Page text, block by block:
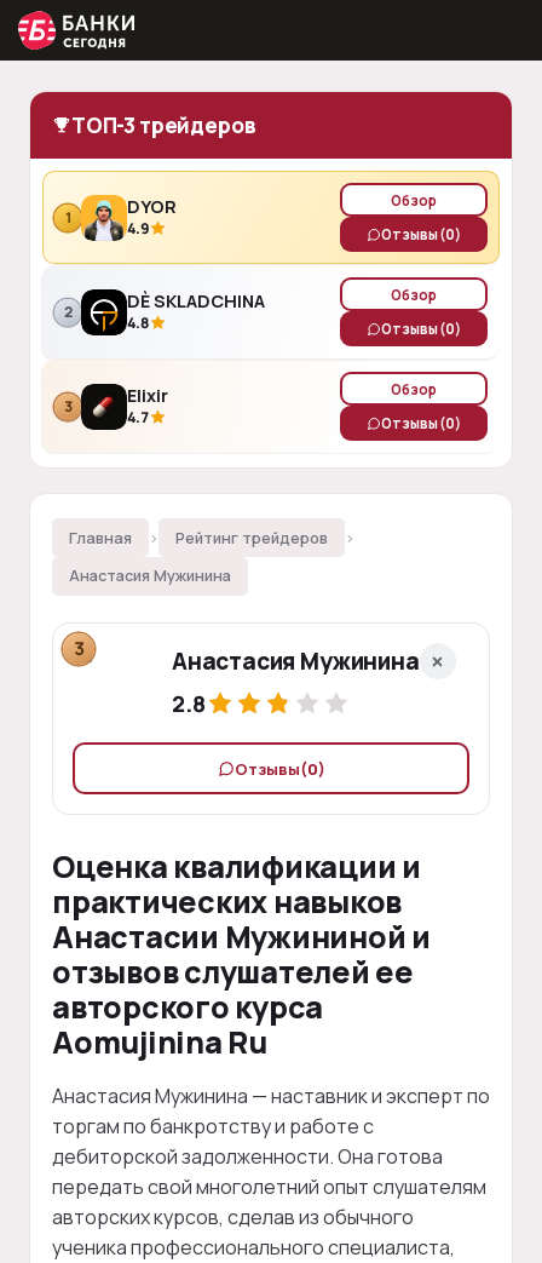
ТОП-3 трейдеров
1 DYOR
4.9
Обзор
Отзывы(0)
2 DÈ SKLADCHINA
4.8
Обзор
Отзывы(0)
3 Elixir
4.7
Обзор
Отзывы(0)
Главная › Рейтинг трейдеров ›
Анастасия Мужинина
3 Анастасия Мужинина
2.8
Отзывы(0)
Оценка квалификации и
практических навыков
Анастасии Мужининой и
отзывов слушателей ее
авторского курса
Aomujinina Ru
Анастасия Мужинина — наставник и эксперт по
торгам по банкротству и работе с
дебиторской задолженности. Она готова
передать свой многолетний опыт слушателям
авторских курсов, сделав из обычного
ученика профессионального специалиста,